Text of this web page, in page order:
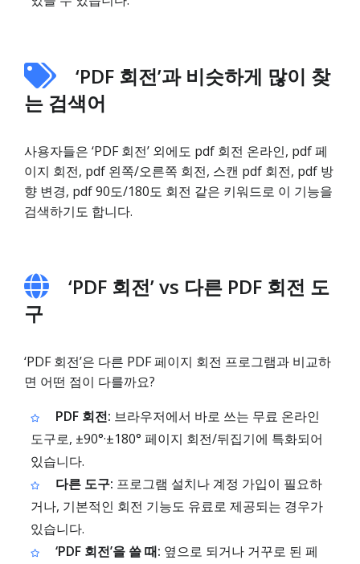
‘PDF 회전’과 비슷하게 많이 찾
는 검색어
사용자들은 ‘PDF 회전’ 외에도 pdf 회전 온라인, pdf 페
이지 회전, pdf 왼쪽/오른쪽 회전, 스캔 pdf 회전, pdf 방
향 변경, pdf 90도/180도 회전 같은 키워드로 이 기능을
검색하기도 합니다.
‘PDF 회전’ vs 다른 PDF 회전 도
구
‘PDF 회전’은 다른 PDF 페이지 회전 프로그램과 비교하
면 어떤 점이 다를까요?
PDF 회전: 브라우저에서 바로 쓰는 무료 온라인
도구로, ±90°·±180° 페이지 회전/뒤집기에 특화되어
있습니다.
다른 도구: 프로그램 설치나 계정 가입이 필요하
거나, 기본적인 회전 기능도 유료로 제공되는 경우가
있습니다.
‘PDF 회전’을 쓸 때: 옆으로 되거나 거꾸로 된 페